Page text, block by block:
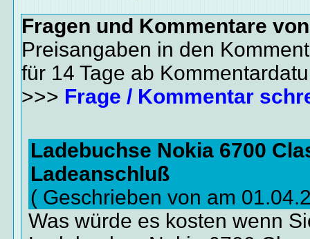
Fragen und Kommentare
Preisangaben in den
für 14 Tage ab
>>> Frage / Kommentar
Ladebuchse Nokia 6700
Ladeanschluß
( Geschrieben von am
Was würde es kosten wenn